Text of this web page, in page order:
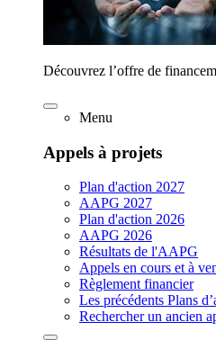
Découvrez l’offre de
Menu
Appels à projets
Plan d'action 2027
AAPG 2027
Plan d'action 2026
AAPG 2026
Résultats de l'AAPG
Appels en cours et à
Règlement financier
Les précédents Plans
Rechercher un ancien